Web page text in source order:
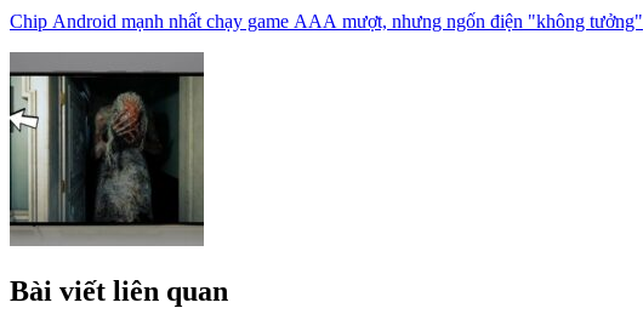
Chip Android mạnh nhất chạy game AAA mượt, nhưng ngốn điện "không tưởng"
Bài viết liên quan